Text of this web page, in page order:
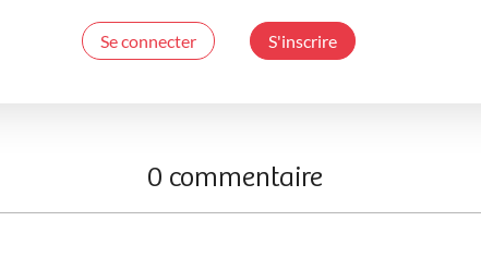
Se connecter S'inscrire
0 commentaire